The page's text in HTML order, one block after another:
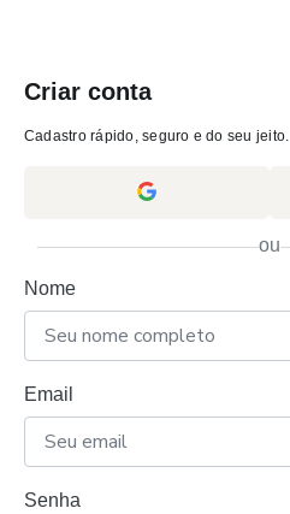
Criar conta
Cadastro rápido, seguro e do seu jeito.
ou
Nome
Email
Senha